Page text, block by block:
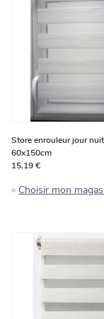
Store enrouleur jour
60x150cm
15,19 €
Choisir mon